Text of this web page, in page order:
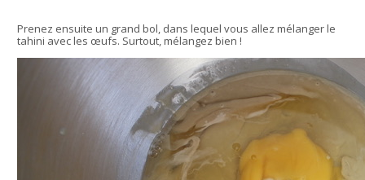
Prenez ensuite un grand bol, dans lequel vous allez mélanger le
tahini avec les œufs. Surtout, mélangez bien !